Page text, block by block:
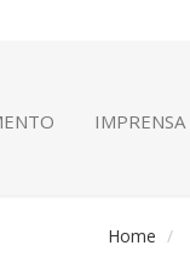
IMPRENSA
Home